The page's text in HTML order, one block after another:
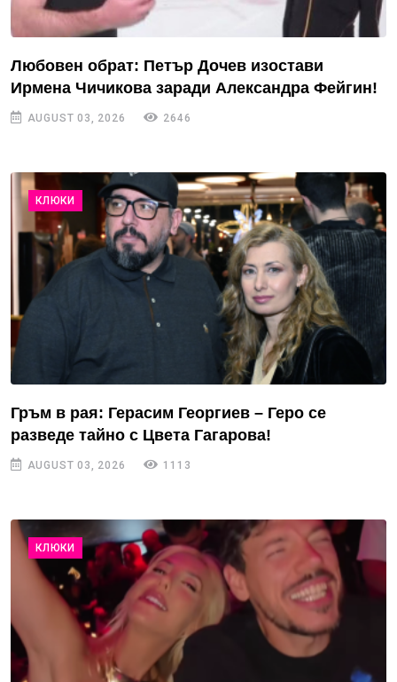
Любовен обрат: Петър Дочев изостави
Ирмена Чичикова заради Александра Фейгин!
AUGUST 03, 2026 2646
КЛЮКИ
Гръм в рая: Герасим Георгиев – Геро се
разведе тайно с Цвета Гагарова!
AUGUST 03, 2026 1113
КЛЮКИ